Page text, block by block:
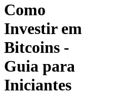
Como
Investir em
Bitcoins -
Guia para
Iniciantes